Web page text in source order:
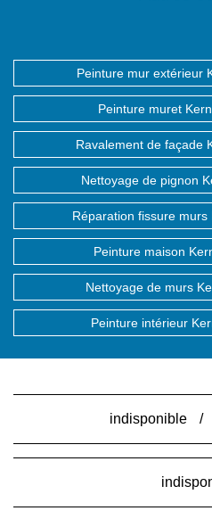
Peinture mur extérieur
Peinture muret
Ravalement de façade
Nettoyage de pignon
Réparation fissure
Peinture maison
Nettoyage de murs
Peinture intérieur
indisponible /